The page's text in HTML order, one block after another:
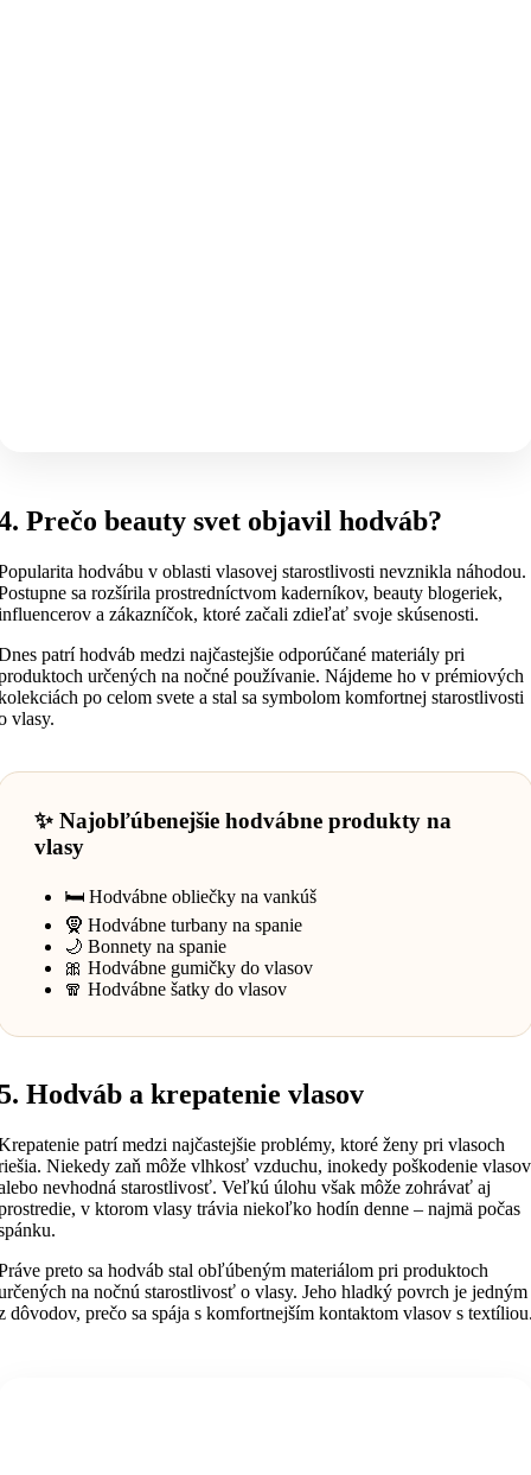
Prečo beauty svet objavil hodváb?
hodvábu v oblasti vlasovej starostlivosti nevznikla náhodou.
sa rozšírila prostredníctvom kaderníkov, beauty blogeriek,
a zákazníčok, ktoré začali zdieľať svoje skúsenosti.
patrí hodváb medzi najčastejšie odporúčané materiály pri
určených na nočné používanie. Nájdeme ho v prémiových
po celom svete a stal sa symbolom komfortnej starostlivosti
vlasy.
✨ Najobľúbenejšie hodvábne produkty na
vlasy
🛏️ Hodvábne obliečky na vankúš
🧕 Hodvábne turbany na spanie
🌙 Bonnety na spanie
🎀 Hodvábne gumičky do vlasov
🧣 Hodvábne šatky do vlasov
Hodváb a krepatenie vlasov
patrí medzi najčastejšie problémy, ktoré ženy pri vlasoch
Niekedy zaň môže vlhkosť vzduchu, inokedy poškodenie vlasov
nevhodná starostlivosť. Veľkú úlohu však môže zohrávať aj
v ktorom vlasy trávia niekoľko hodín denne – najmä počas
preto sa hodváb stal obľúbeným materiálom pri produktoch
na nočnú starostlivosť o vlasy. Jeho hladký povrch je jedným
dôvodov, prečo sa spája s komfortnejším kontaktom vlasov s